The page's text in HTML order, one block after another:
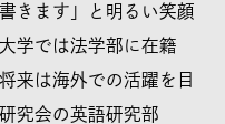
きます」と明るい笑顔
学では法学部に在籍
来は海外での活躍を目
究会の英語研究部